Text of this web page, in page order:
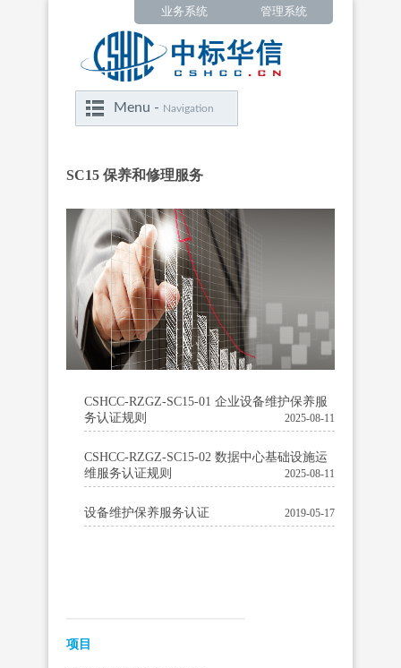
管理系统
业务系统
Menu - Navigation
‍‍SC15 保养和修理服务
CSHCC-RZGZ-SC15-01 企业设备维护保养服
务认证规则
2025-08-11
CSHCC-RZGZ-SC15-02 数据中心基础设施运
维服务认证规则
2025-08-11
设备维护保养服务认证 2019-05-17
‍‍项目